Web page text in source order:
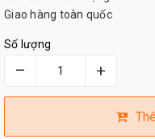
Giao hàng toàn quốc
Số lượng
– +